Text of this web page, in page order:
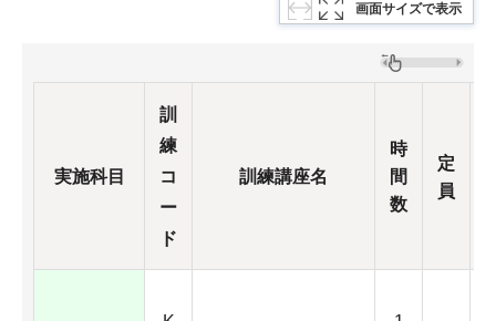
画面サイズで表示
実施科目
訓
練
コ
ー
ド
訓練講座名
時
間
数
定
員